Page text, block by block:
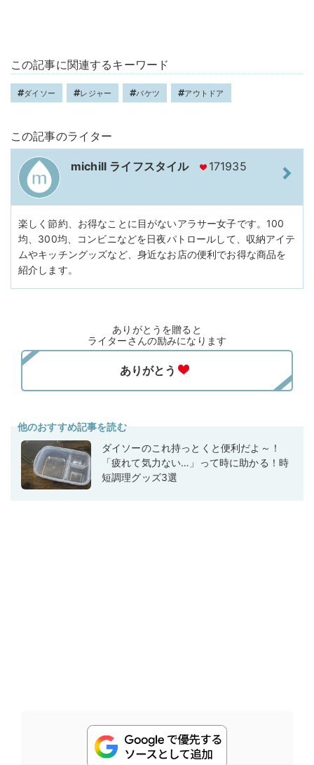
この記事に関連するキーワード
ダイソー レジャー バケツ アウトドア
この記事のライター
michill ライフスタイル 171935
楽しく節約、お得なことに目がないアラサー女子です。100
均、300均、コンビニなどを日夜パトロールして、収納アイテ
ムやキッチングッズなど、身近なお店の便利でお得な商品を
紹介します。
ありがとうを贈ると
ライターさんの励みになります
他のおすすめ記事を読む
ダイソーのこれ持っとくと便利だよ～！
「疲れて気力ない…」って時に助かる！時
短調理グッズ3選